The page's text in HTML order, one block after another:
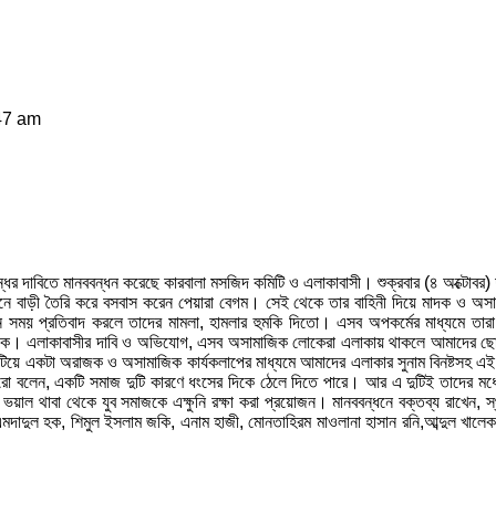
am
দাবিতে মানববন্ধন করেছে কারবালা মসজিদ কমিটি ও এলাকাবাসী। শুক্রবার (৪
তৈরি করে বসবাস করেন পেয়ারা বেগম। সেই থেকে তার বাহিনী দিয়ে মাদক ও
প্রতিবাদ করলে তাদের মামলা, হামলার হুমকি দিতো। এসব অপকর্মের মাধ্যমে
এলাকাবাসীর দাবি ও অভিযোগ, এসব অসামাজিক লোকেরা এলাকায় থাকলে আমাদের
একটা অরাজক ও অসামাজিক কার্যকলাপের মাধ্যমে আমাদের এলাকার সুনাম
একটি সমাজ দুটি কারণে ধংসের দিকে ঠেলে দিতে পারে। আর এ দুটিই তাদের
থাবা থেকে যুব সমাজকে এক্ষুনি রক্ষা করা প্রয়োজন। মানববন্ধনে বক্তব্য
হক, শিমুল ইসলাম জকি, এনাম হাজী, মোনতাহিরম মাওলানা হাসান রনি,আব্দুল